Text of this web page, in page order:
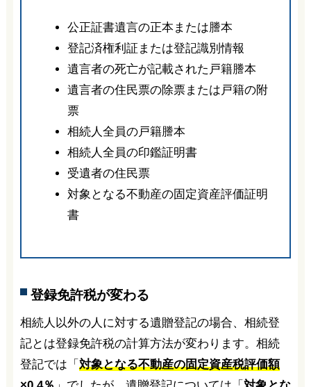
公正証書遺言の正本または謄本
登記済権利証または登記識別情報
遺言者の死亡が記載された戸籍謄本
遺言者の住民票の除票または戸籍の附
票
相続人全員の戸籍謄本
相続人全員の印鑑証明書
受遺者の住民票
対象となる不動産の固定資産評価証明
書
登録免許税が変わる
相続人以外の人に対する遺贈登記の場合、相続登
記とは登録免許税の計算方法が変わります。相続
登記では「 対象となる不動産の固定資産税評価額